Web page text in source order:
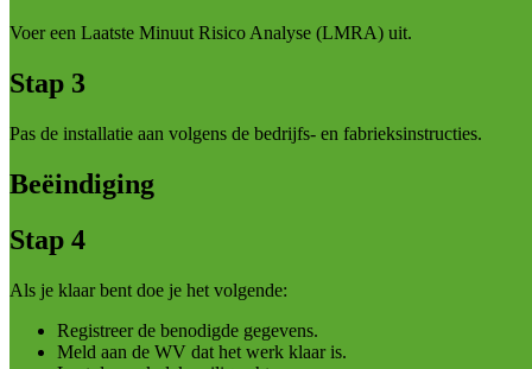
Voer een Laatste Minuut Risico Analyse (LMRA) uit.
Stap 3
Pas de installatie aan volgens de bedrijfs- en fabrieksinstructies.
Beëindiging
Stap 4
Als je klaar bent doe je het volgende:
Registreer de benodigde gegevens.
Meld aan de WV dat het werk klaar is.